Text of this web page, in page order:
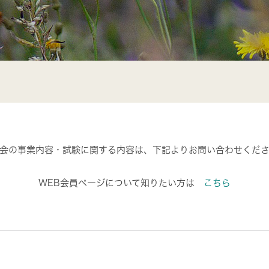
の事業内容・試験に関する内容は、下記よりお問い合わせくだ
WEB会員ページについて知りたい方は こちら